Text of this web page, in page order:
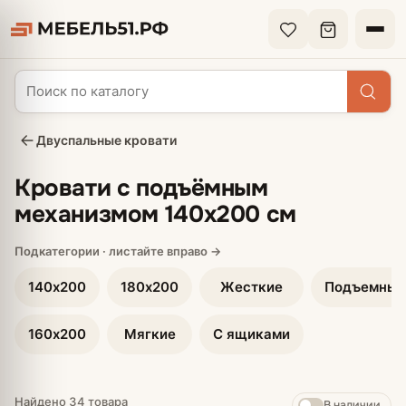
Двуспальные кровати
Кровати с подъёмным
механизмом 140х200 см
140х200
160х200
180х200
Мягкие
Жесткие
С ящиками
Подъемные
Найдено 34 товара